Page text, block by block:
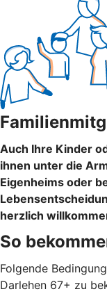
Auch Ihre Kinder
ihnen unter die
Eigenheims oder
herzlich
So
Folgende
Darlehen 67+ zu